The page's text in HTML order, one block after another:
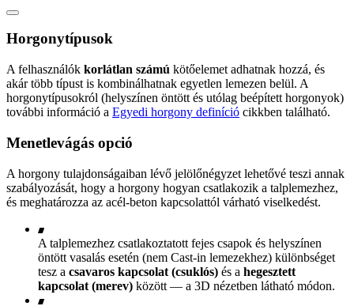
Horgonytípusok
​A felhasználók korlátlan számú kötőelemet adhatnak hozzá, és
akár több típust is kombinálhatnak egyetlen lemezen belül. A
horgonytípusokról (helyszínen öntött és utólag beépített horgonyok)
további információ a Egyedi horgony definíció cikkben található.
Menetlevágás opció
A horgony tulajdonságaiban lévő jelölőnégyzet lehetővé teszi annak
szabályozását, hogy a horgony hogyan csatlakozik a talplemezhez,
és meghatározza az acél-beton kapcsolattól várható viselkedést.
A talplemezhez csatlakoztatott fejes csapok és helyszínen
öntött vasalás esetén (nem Cast-in lemezekhez) különbséget
tesz a csavaros kapcsolat (csuklós) és a hegesztett
kapcsolat (merev) között — a 3D nézetben látható módon.